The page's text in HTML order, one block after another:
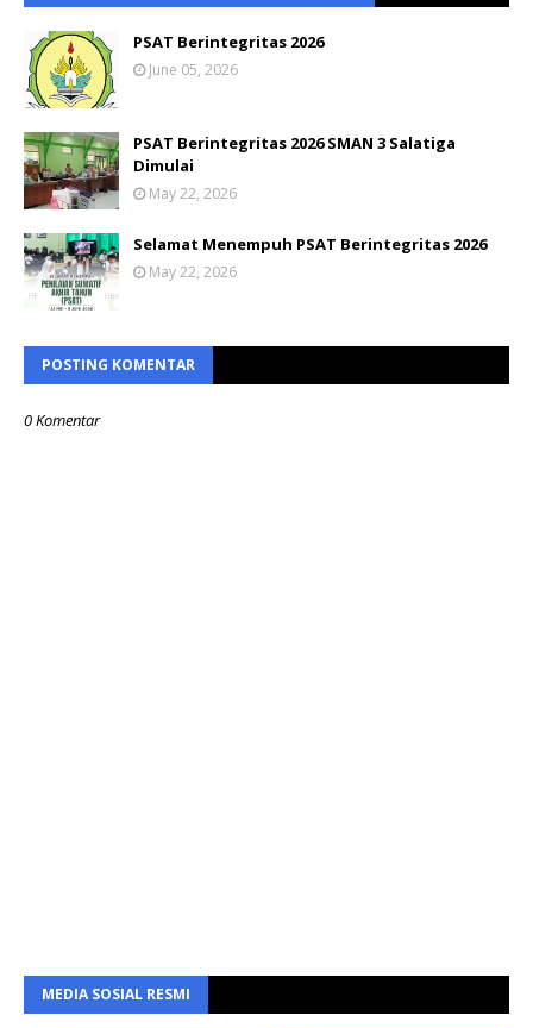
PSAT Berintegritas 2026
June 05, 2026
PSAT Berintegritas 2026 SMAN 3 Salatiga
Dimulai
May 22, 2026
Selamat Menempuh PSAT Berintegritas 2026
May 22, 2026
POSTING KOMENTAR
0 Komentar
MEDIA SOSIAL RESMI